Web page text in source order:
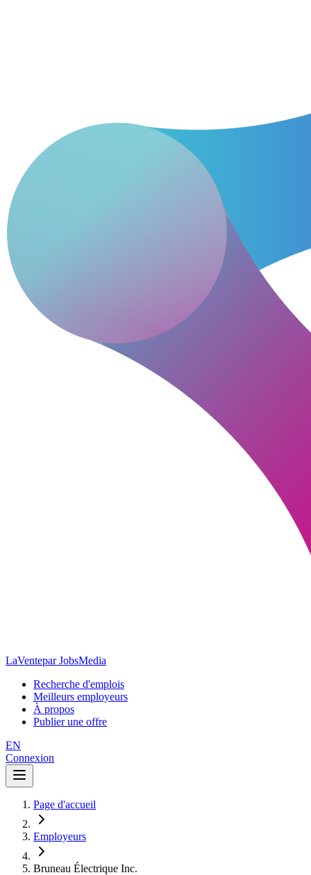
LaVentepar JobsMedia
Recherche d'emplois
Meilleurs employeurs
À propos
Publier une offre
EN
Connexion
Page d'accueil
Employeurs
Bruneau Électrique Inc.